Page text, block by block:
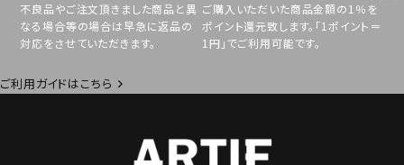
不良品やご注文頂きました商品と異
なる場合等の場合は早急に返品の
対応をさせていただきます。
ご購入いただいた商品金額の1％を
ポイント還元致します。「1ポイント＝
1円」でご利用可能です。
ご利用ガイドはこちら